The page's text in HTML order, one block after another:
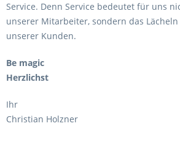
Service. Denn Service bedeutet für uns
unserer Mitarbeiter, sondern das
unserer Kunden.
Be magic
Herzlichst
Ihr
Christian Holzner